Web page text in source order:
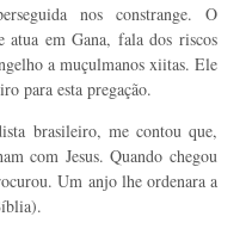
nos constrange. O
atua em Gana, fala dos riscos
a muçulmanos xiitas. Ele
para esta pregação.
brasileiro, me contou que,
com Jesus. Quando chegou
Um anjo lhe ordenara a